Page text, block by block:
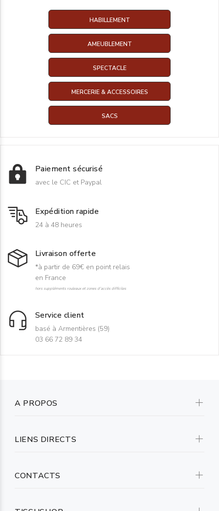
HABILLEMENT
AMEUBLEMENT
SPECTACLE
MERCERIE & ACCESSOIRES
SACS
Paiement sécurisé
avec le CIC et Paypal
Expédition rapide
24 à 48 heures
Livraison offerte
*à partir de 69€ en point relais
en France
hors suppléments rouleaux et zones d'accès difficiles
Service client
basé à Armentières (59)
03 66 72 89 34
A PROPOS
LIENS DIRECTS
CONTACTS